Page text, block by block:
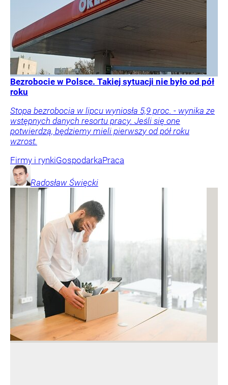
Bezrobocie w Polsce. Takiej sytuacji nie było od pół
roku
Stopa bezrobocia w lipcu wyniosła 5,9 proc. - wynika ze
wstępnych danych resortu pracy. Jeśli się one
potwierdzą, będziemy mieli pierwszy od pół roku
wzrost.
Firmy i rynkiGospodarkaPraca
Radosław Święcki